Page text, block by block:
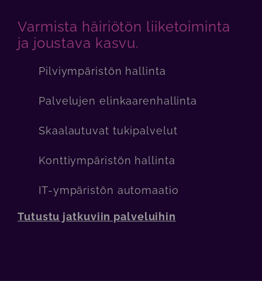
Varmista häiriötön liiketoiminta
ja joustava kasvu.
Pilviympäristön hallinta
Palvelujen elinkaarenhallinta
Skaalautuvat tukipalvelut
Konttiympäristön hallinta
IT-ympäristön automaatio
Tutustu jatkuviin palveluihin